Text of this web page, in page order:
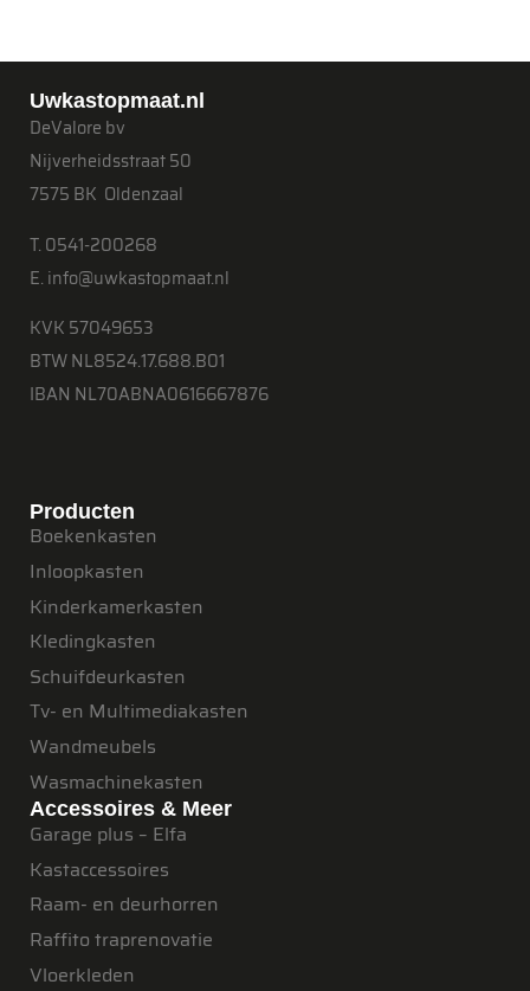
Uwkastopmaat.nl
DeValore bv
Nijverheidsstraat 50
7575 BK Oldenzaal
T. 0541-200268
E. info@uwkastopmaat.nl
KVK 57049653
BTW NL8524.17.688.B01
IBAN NL70ABNA0616667876
Producten
Boekenkasten
Inloopkasten
Kinderkamerkasten
Kledingkasten
Schuifdeurkasten
Tv- en Multimediakasten
Wandmeubels
Wasmachinekasten
Accessoires & Meer
Garage plus – Elfa
Kastaccessoires
Raam- en deurhorren
Raffito traprenovatie
Vloerkleden